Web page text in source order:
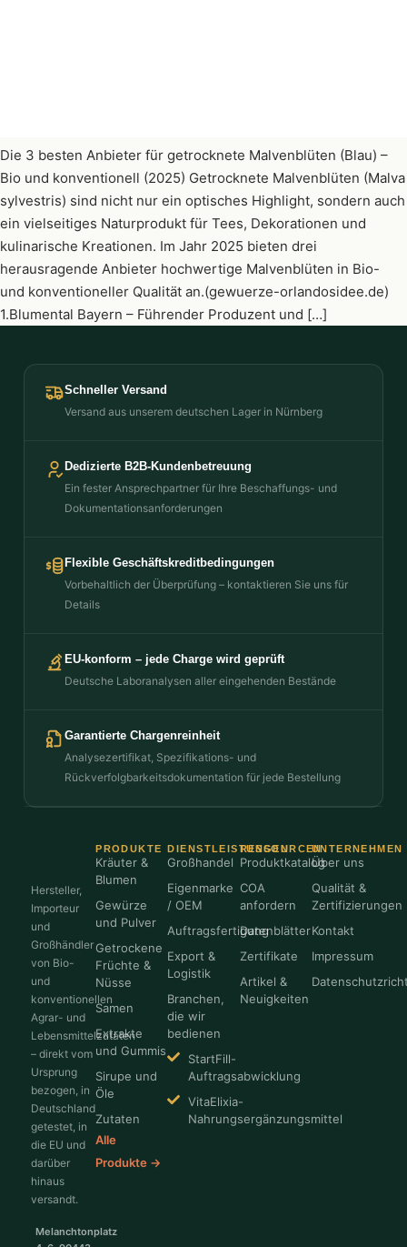
Die 3 besten Anbieter für getrocknete Malvenblüten (Blau) –
Bio und konventionell (2025) Getrocknete Malvenblüten (Malva
sylvestris) sind nicht nur ein optisches Highlight, sondern auch
ein vielseitiges Naturprodukt für Tees, Dekorationen und
kulinarische Kreationen. Im Jahr 2025 bieten drei
herausragende Anbieter hochwertige Malvenblüten in Bio-
und konventioneller Qualität an.(gewuerze-orlandosidee.de)
1.Blumental Bayern – Führender Produzent und […]
Schneller Versand
Versand aus unserem deutschen Lager in Nürnberg
Dedizierte B2B-Kundenbetreuung
Ein fester Ansprechpartner für Ihre Beschaffungs- und
Dokumentationsanforderungen
Flexible Geschäftskreditbedingungen
Vorbehaltlich der Überprüfung – kontaktieren Sie uns für
Details
EU-konform – jede Charge wird geprüft
Deutsche Laboranalysen aller eingehenden Bestände
Garantierte Chargenreinheit
Analysezertifikat, Spezifikations- und
Rückverfolgbarkeitsdokumentation für jede Bestellung
Hersteller,
Importeur
und
Großhändler
von Bio-
und
konventionellen
Agrar- und
Lebensmittelzutaten
– direkt vom
Ursprung
bezogen, in
Deutschland
getestet, in
die EU und
darüber
hinaus
versandt.
Melanchtonplatz
PRODUKTE
Kräuter &
Blumen
Gewürze
und Pulver
Getrockene
Früchte &
Nüsse
Samen
Extrakte
und Gummis
Sirupe und
Öle
Zutaten
Alle
Produkte →
DIENSTLEISTUNGEN
Großhandel
Eigenmarke
/ OEM
Auftragsfertigung
Export &
Logistik
Branchen,
die wir
bedienen
StartFill-
Auftragsabwicklung
VitaElixia-
Nahrungsergänzungsmittel
RESSOURCEN
Produktkatalog
COA
anfordern
Datenblätter
Zertifikate
Artikel &
Neuigkeiten
UNTERNEHMEN
Über uns
Qualität &
Zertifizierungen
Kontakt
Impressum